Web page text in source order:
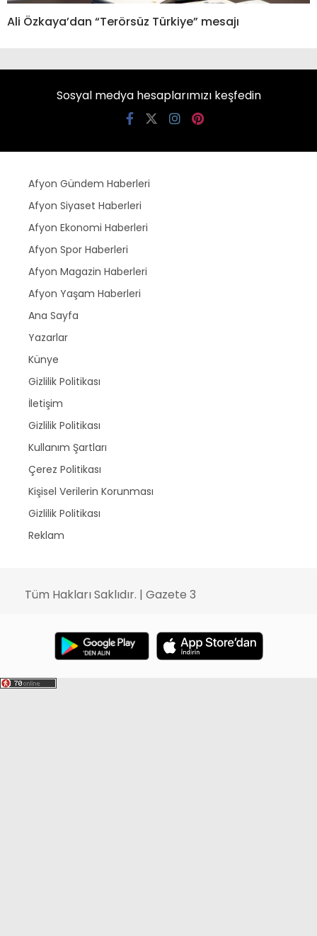
Ali Özkaya’dan “Terörsüz Türkiye” mesajı
Sosyal medya hesaplarımızı keşfedin
Afyon Gündem Haberleri
Afyon Siyaset Haberleri
Afyon Ekonomi Haberleri
Afyon Spor Haberleri
Afyon Magazin Haberleri
Afyon Yaşam Haberleri
Ana Sayfa
Yazarlar
Künye
Gizlilik Politikası
İletişim
Gizlilik Politikası
Kullanım Şartları
Çerez Politikası
Kişisel Verilerin Korunması
Gizlilik Politikası
Reklam
Tüm Hakları Saklıdır. | Gazete 3